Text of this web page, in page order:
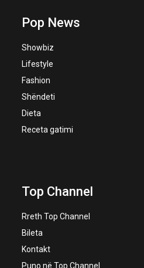
Pop News
Showbiz
Lifestyle
Fashion
Shëndeti
Dieta
Receta gatimi
Top Channel
Rreth Top Channel
Bileta
Kontakt
Puno në Top Channel